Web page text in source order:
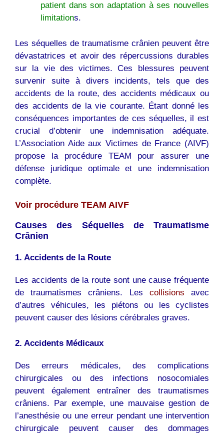
patient dans son adaptation à ses nouvelles
limitations.
Les séquelles de traumatisme crânien peuvent être
dévastatrices et avoir des répercussions durables
sur la vie des victimes. Ces blessures peuvent
survenir suite à divers incidents, tels que des
accidents de la route, des accidents médicaux ou
des accidents de la vie courante. Étant donné les
conséquences importantes de ces séquelles, il est
crucial d’obtenir une indemnisation adéquate.
L’Association Aide aux Victimes de France (AIVF)
propose la procédure TEAM pour assurer une
défense juridique optimale et une indemnisation
complète.
Voir procédure TEAM AIVF
Causes des Séquelles de Traumatisme
Crânien
1. Accidents de la Route
Les accidents de la route sont une cause fréquente
de traumatismes crâniens. Les collisions avec
d’autres véhicules, les piétons ou les cyclistes
peuvent causer des lésions cérébrales graves.
2. Accidents Médicaux
Des erreurs médicales, des complications
chirurgicales ou des infections nosocomiales
peuvent également entraîner des traumatismes
crâniens. Par exemple, une mauvaise gestion de
l’anesthésie ou une erreur pendant une intervention
chirurgicale peuvent causer des dommages